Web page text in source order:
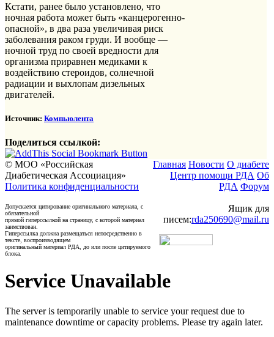
Кстати, ранее было установлено, что
ночная работа может быть «канцерогенно-
опасной», в два раза увеличивая риск
заболевания раком груди. И вообще —
ночной труд по своей вредности для
организма приравнен медиками к
воздействию стероидов, солнечной
радиации и выхлопам дизельных
двигателей.
Источник: Компьюлента
Поделиться ссылкой:
© МОО «Российская
Диабетическая Ассоциация»
Политика конфиденциальности
Допускается цитирование оригинального материала, с
обязательной
прямой гиперссылкой на страницу, с которой материал
заимствован.
Гиперссылка должна размещаться непосредственно в
тексте, воспроизводящем
оригинальный материал РДА, до или после цитируемого
блока.
Главная Новости О диабете
Центр помощи РДА Об
РДА Форум
Ящик для
писем:rda250690@mail.ru
Service Unavailable
The server is temporarily unable to service your request due to
maintenance downtime or capacity problems. Please try again later.